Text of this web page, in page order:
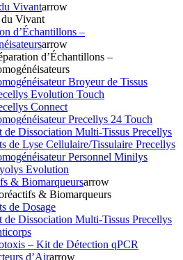
Vivantarrow
du Vivant
d’Échantillons –
arrow
d’Échantillons –
Broyeur de Tissus
Evolution Touch
Connect
Precellys 24 Touch
de Dissociation Multi-Tissus Precellys
de Lyse Cellulaire/Tissulaire Precellys
Personnel Minilys
Evolution
& Biomarqueursarrow
& Biomarqueurs
de Dosage
de Dissociation Multi-Tissus Precellys
– Kit de Détection qPCR
d’Airarrow